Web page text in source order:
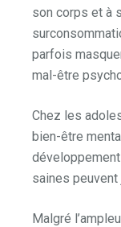
son corps et à
parfois
mal-être
Chez les
bien-être
saines peuvent
Malgré